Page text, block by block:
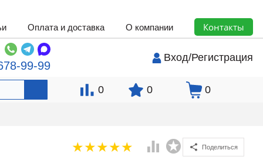
Оплата и доставка О компании Контакты
99-99
Вход/Регистрация
0 0 0
Поделиться